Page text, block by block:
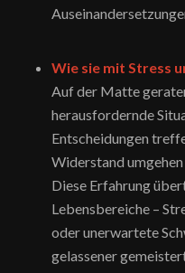
Wie sie mit Stress
Auf der Matte
herausfordernde
Entscheidungen
Widerstand
Diese Erfahrung
Lebensbereiche –
oder unerwartete
gelassener